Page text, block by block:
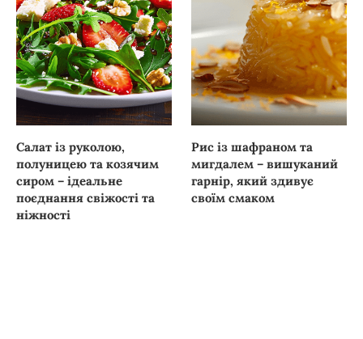
Салат із руколою,
полуницею та козячим
сиром – ідеальне
поєднання свіжості та
ніжності
Рис із шафраном та
мигдалем – вишуканий
гарнір, який здивує
своїм смаком